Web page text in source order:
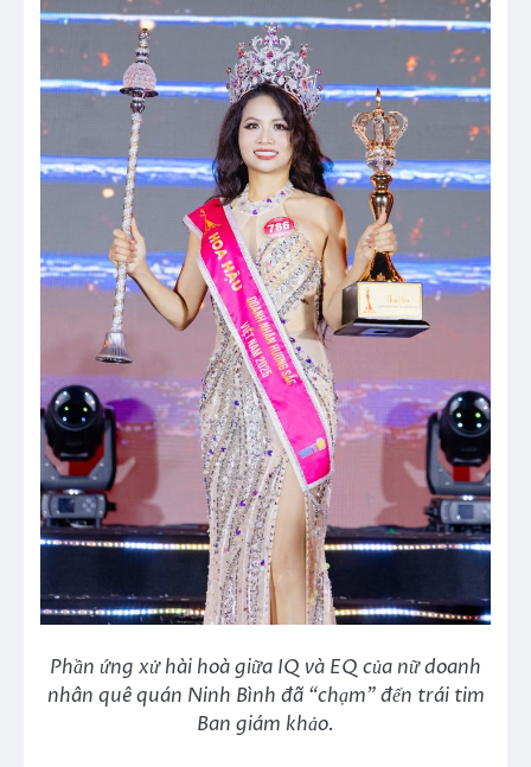
Phần ứng xửhài hoàgiữa IQ và EQ của nữ doanh
nhân quêquán Ninh Bình đã “chạm” đến trái tim
Ban giám khảo.